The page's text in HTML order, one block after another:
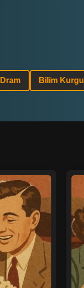
Dram Bilim Kurgu